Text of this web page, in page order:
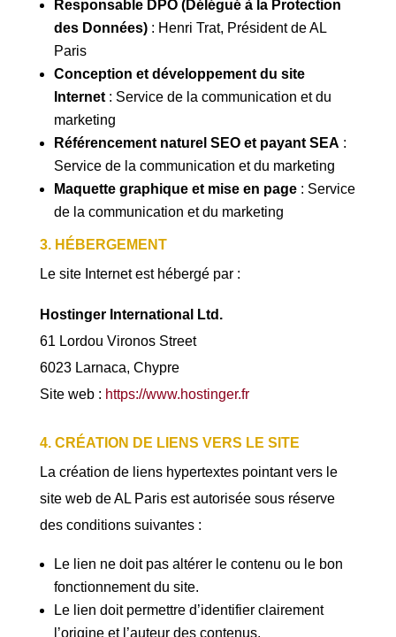
Responsable DPO (Délégué à la Protection
des Données): Henri Trat, Président de AL
Paris
Conception et développement du site
Internet: Service de la communication et du
marketing
Référencement naturel SEO et payant SEA :
Service de la communication et du marketing
Maquette graphique et mise en page: Service
de la communication et du marketing
3. HÉBERGEMENT
Le site Internet est hébergé par :
Hostinger International Ltd.
61 Lordou Vironos Street
6023 Larnaca, Chypre
Site web : https://www.hostinger.fr
4. CRÉATION DE LIENS VERS LE SITE
La création de liens hypertextes pointant vers le
site web de AL Paris est autorisée sous réserve
des conditions suivantes :
Le lien ne doit pas altérer le contenu ou le bon
fonctionnement du site.
Le lien doit permettre d’identifier clairement
l’origine et l’auteur des contenus.